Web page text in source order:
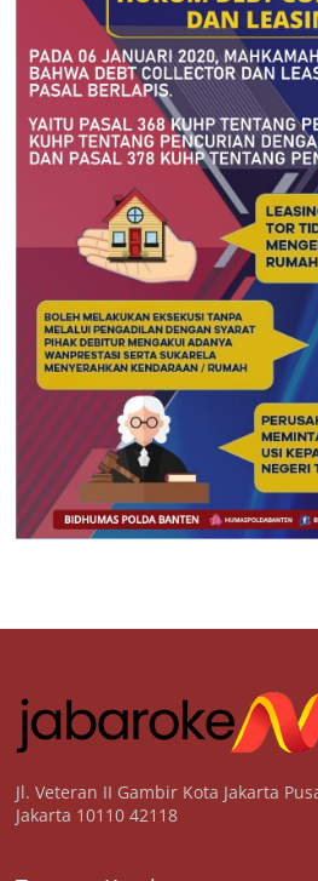
Jl. Veteran II Gambir Kota Jakarta
Jakarta 10110 42118